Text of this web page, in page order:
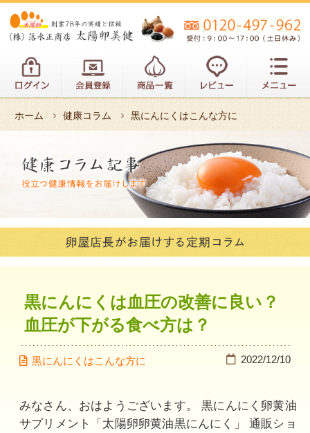
ホーム 健康コラム 黒にんにくはこんな方に
黒にんにくは血圧の改善に良い？
血圧が下がる食べ方は？
黒にんにくはこんな方に 2022/12/10
みなさん、おはようございます。
黒にんにく卵黄油
サプリメント「太陽卵卵黄油黒にんにく」
通販ショ